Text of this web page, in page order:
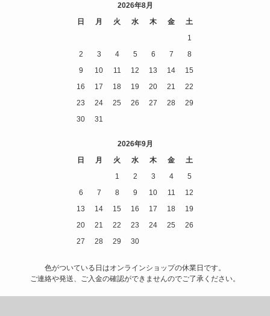
2026年8月
日
月 火 水 木 金
土
1
2
3 4 5 6 7
8
9
10 11 12 13 14
15
16
17 18 19 20 21
22
23
24 25 26 27 28
29
30
31
2026年9月
日
月 火 水 木 金
土
1
2 3 4
5
6
7 8 9 10 11
12
13
14 15 16 17 18
19
20
21 22 23 24 25
26
27
28 29 30
色がついている日はオンラインショップの休業日です。
ご連絡や発送、ご入金の確認ができませんのでご了承ください。